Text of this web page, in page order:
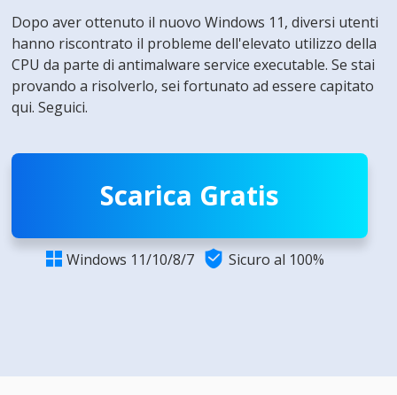
Dopo aver ottenuto il nuovo Windows 11, diversi utenti
hanno riscontrato il probleme dell'elevato utilizzo della
CPU da parte di antimalware service executable. Se stai
provando a risolverlo, sei fortunato ad essere capitato
qui. Seguici.
Scarica Gratis
 Windows 11/10/8/7  Sicuro al 100%